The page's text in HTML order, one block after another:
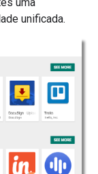
unificada.